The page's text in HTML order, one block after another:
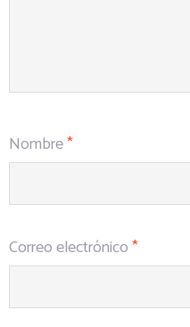
Nombre*
Correo electrónico*